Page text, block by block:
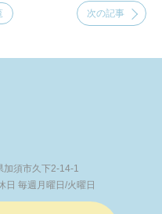
次の記事
加須市久下2-14-1
日 毎週月曜日/火曜日